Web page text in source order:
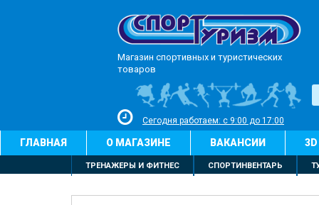
Магазин спортивных и туристических
товаров
Сегодня работаем: с 9:00 до 17:00
ГЛАВНАЯ О МАГАЗИНЕ ВАКАНСИИ
ТРЕНАЖЕРЫ И ФИТНЕС СПОРТИНВЕНТАРЬ